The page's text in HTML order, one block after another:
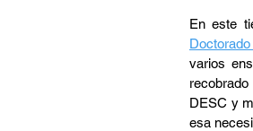
En este
varios
DESC y
esa